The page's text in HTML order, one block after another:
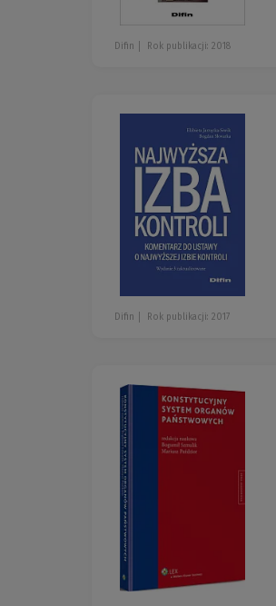
Difin Rok publikacji: 2018
Difin Rok publikacji: 2017